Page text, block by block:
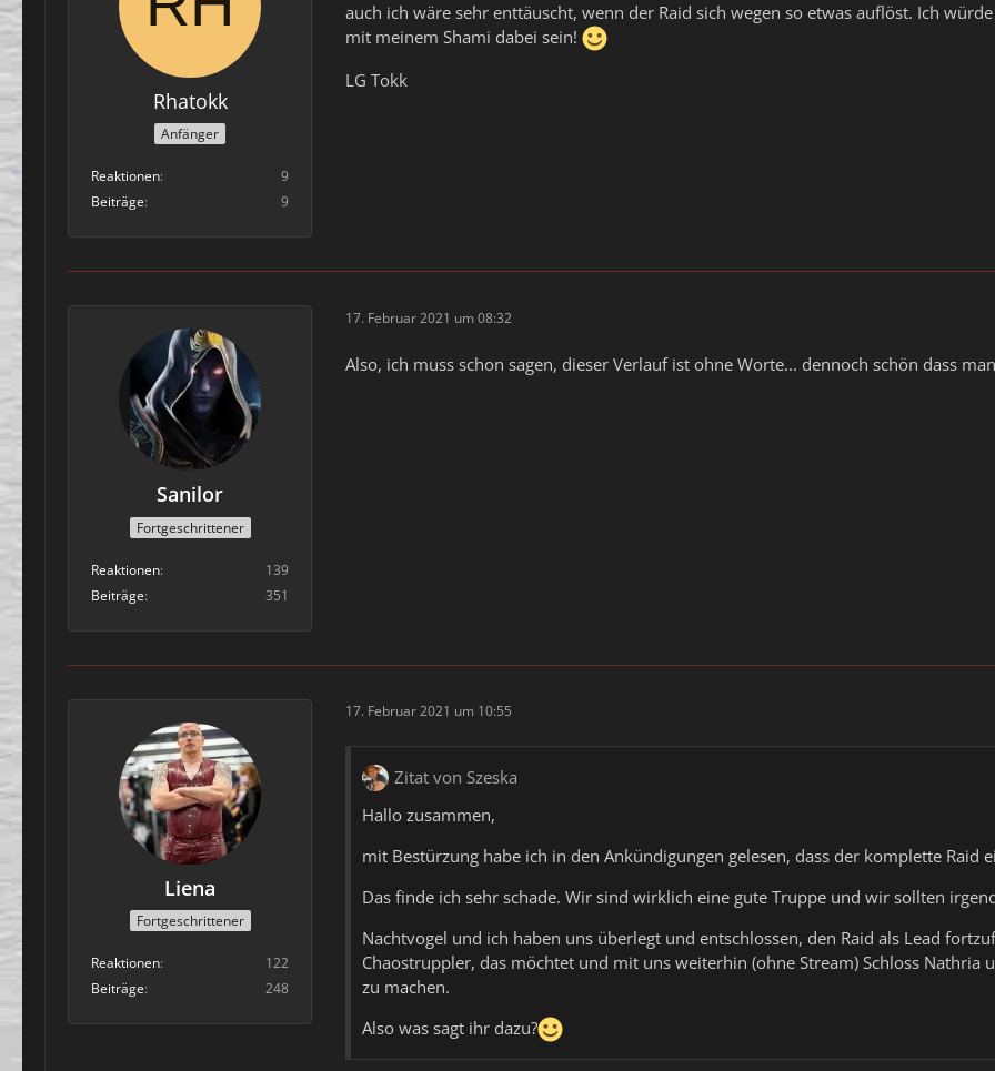
Rhatokk
Anfänger
Reaktionen
9
Beiträge
9
auch ich wäre sehr enttäuscht, wenn der Raid sich wegen so etwas auflöst. Ich
mit meinem Shami dabei sein!
LG Tokk
Sanilor
Fortgeschrittener
Reaktionen
139
Beiträge
351
17. Februar 2021 um 08:32
Also, ich muss schon sagen, dieser Verlauf ist ohne Worte... dennoch schön dass
Liena
Fortgeschrittener
Reaktionen
122
Beiträge
248
17. Februar 2021 um 10:55
Zitat von Szeska
Hallo zusammen,
mit Bestürzung habe ich in den Ankündigungen gelesen, dass der komplette Raid
Das finde ich sehr schade. Wir sind wirklich eine gute Truppe und wir sollten
Nachtvogel und ich haben uns überlegt und entschlossen, den Raid als Lead
Chaostruppler, das möchtet und mit uns weiterhin (ohne Stream) Schloss
zu machen.
Also was sagt ihr dazu?